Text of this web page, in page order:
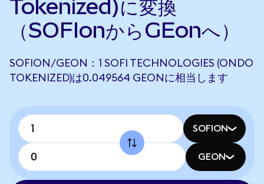
Tokenized)に変換
（SOFIonからGEonへ）
SOFION/GEON：1 SOFI TECHNOLOGIES (ONDO
TOKENIZED)は0.049564 GEONに相当します
SOFION
GEON